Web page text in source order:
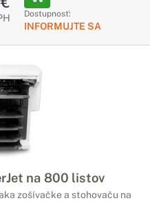
Dostupnosť:
INFORMUJTE SA
na 800 listov
zošívačke a stohovaču na